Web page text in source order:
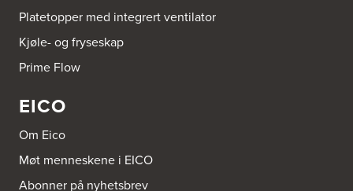
Platetopper med integrert ventilator
Kjøle- og fryseskap
Prime Flow
EICO
Om Eico
Møt menneskene i EICO
Abonner på nyhetsbrev